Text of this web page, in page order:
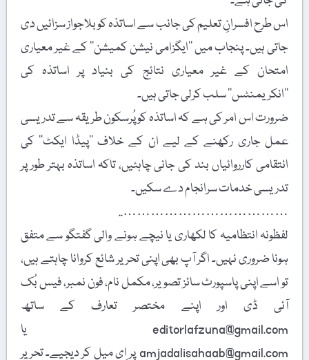
اس طرح افسرانِ تعلیم کی جانب سے اساتذہ کو بلاجواز سزائیں دی
جاتی ہیں۔ پنجاب میں ’’ایگزامی نیشن کمیشن‘‘ کے غیر معیاری
امتحان کے غیر معیاری نتائج کی بنیاد پر اساتذہ کی
’’انکریمنٹس‘‘ سلب کرلی جاتی ہیں۔
ضرورت اس امر کی ہے کہ اساتذہ کو پُرسکون طریقہ سے تدریسی
عمل جاری رکھنے کے لیے ان کے خلاف ’’پیڈا ایکٹ‘‘ کی
انتقامی کارروائیاں بند کی جانی چاہئیں، تاکہ اساتذہ بہتر طور پر
تدریسی خدمات سرانجام دے سکیں۔
………………………………..
لفظونہ انتظامیہ کا لکھاری یا نیچے ہونے والی گفتگو سے متفق
ہونا ضروری نہیں۔ اگر آپ بھی اپنی تحریر شائع کروانا چاہتے ہیں،
تو اسے اپنی پاسپورٹ سائز تصویر، مکمل نام، فون نمبر، فیس بُک
آئی ڈی اور اپنے مختصر تعارف کے ساتھ
editorlafzuna@gmail.com یا
amjadalisahaab@gmail.com پر اِی میل کر دیجیے۔ تحریر